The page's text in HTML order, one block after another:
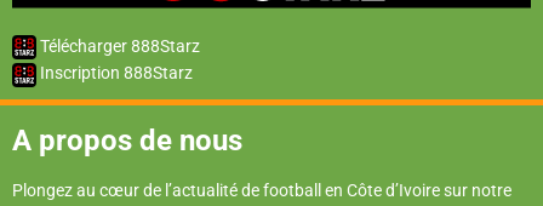
Télécharger 888Starz
Inscription 888Starz
A propos de nous
Plongez au cœur de l’actualité de football en Côte d’Ivoire sur notre